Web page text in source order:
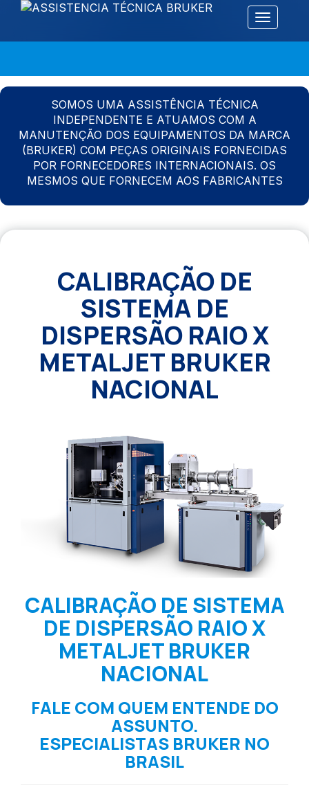
Alternar
SOMOS UMA ASSISTÊNCIA TÉCNICA
INDEPENDENTE E ATUAMOS COM A
MANUTENÇÃO DOS EQUIPAMENTOS DA MARCA
(BRUKER) COM PEÇAS ORIGINAIS FORNECIDAS
POR FORNECEDORES INTERNACIONAIS. OS
MESMOS QUE FORNECEM AOS FABRICANTES
CALIBRAÇÃO DE
SISTEMA DE
DISPERSÃO RAIO X
METALJET BRUKER
NACIONAL
CALIBRAÇÃO DE SISTEMA
DE DISPERSÃO RAIO X
METALJET BRUKER
NACIONAL
FALE COM QUEM ENTENDE DO
ASSUNTO.
ESPECIALISTAS BRUKER NO
BRASIL